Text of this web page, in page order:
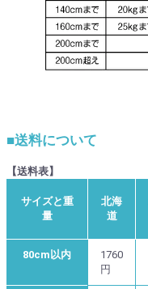
■送料について
【送料表】
サイズと重
量
北海
道
80cm以内
1760
円